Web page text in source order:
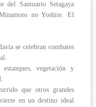
del Santuario Setagaya
no Yoshiie. El
se celebran combates
vegetación y
que otros grandes
en un destino ideal